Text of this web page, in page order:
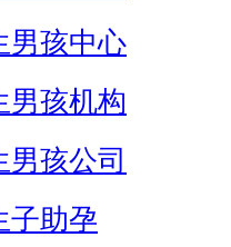
男孩中心
男孩机构
孩公司
子助孕